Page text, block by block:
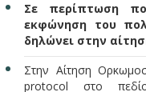
Σε περίπτωση
εκφώνηση του
δηλώνει στην
Στην Αίτηση
protocol στο